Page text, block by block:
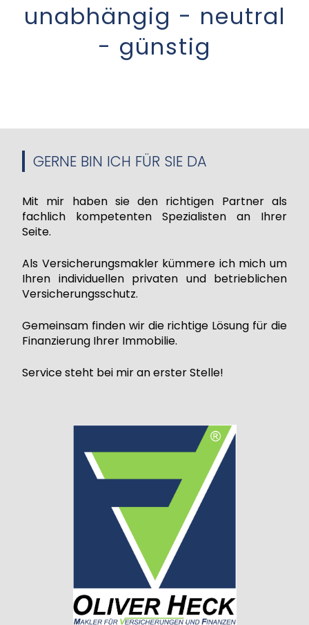
unabhängig - neutral
- günstig
GERNE BIN ICH FÜR SIE DA
Mit mir haben sie den richtigen Partner als
fachlich kompetenten Spezialisten an Ihrer
Seite.
Als Versicherungsmakler kümmere ich mich um
Ihren individuellen privaten und betrieblichen
Versicherungsschutz.
Gemeinsam finden wir die richtige Lösung für die
Finanzierung Ihrer Immobilie.
Service steht bei mir an erster Stelle!